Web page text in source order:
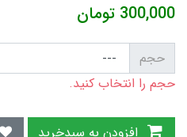
300,000 تومان
حجم
حجم را انتخاب کنید.